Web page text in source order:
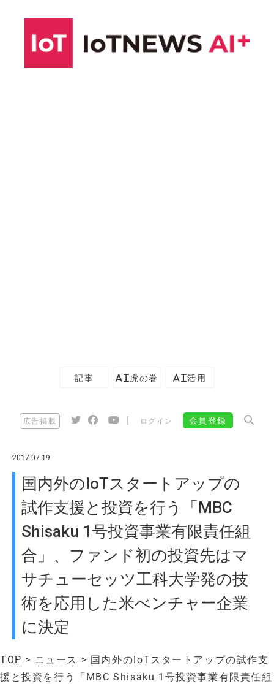
記事 AI虎の巻 AI活用
広告掲載 ログイン 会員登録
2017-07-19
国内外のIoTスタートアップの
試作支援と投資を行う「MBC
Shisaku 1号投資事業有限責任組
合」、ファンド初の投資先はマ
サチューセッツ工科大学発の技
術を応用した米べンチャー企業
に決定
TOP > ニュース > 国内外のIoTスタートアップの試作支
援と投資を行う「MBC Shisaku 1号投資事業有限責任組